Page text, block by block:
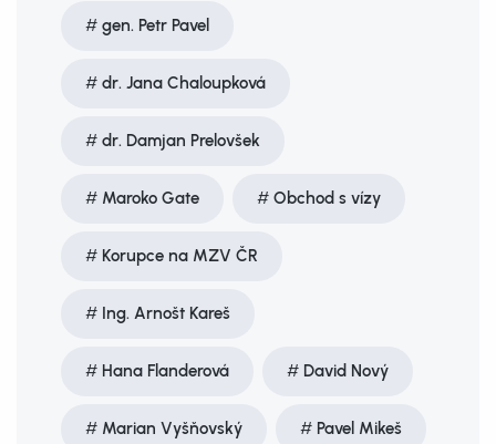
gen. Petr Pavel
dr. Jana Chaloupková
dr. Damjan Prelovšek
Maroko Gate Obchod s vízy
Korupce na MZV ČR
Ing. Arnošt Kareš
Hana Flanderová David Nový
Marian Vyšňovský Pavel Mikeš